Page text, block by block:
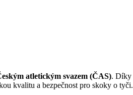
atletickým svazem (ČAS). Díky
kvalitu a bezpečnost pro skoky o tyči.